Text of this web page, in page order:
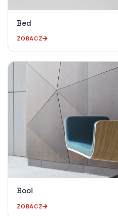
Bed
ZOBACZ
Booi
ZOBACZ